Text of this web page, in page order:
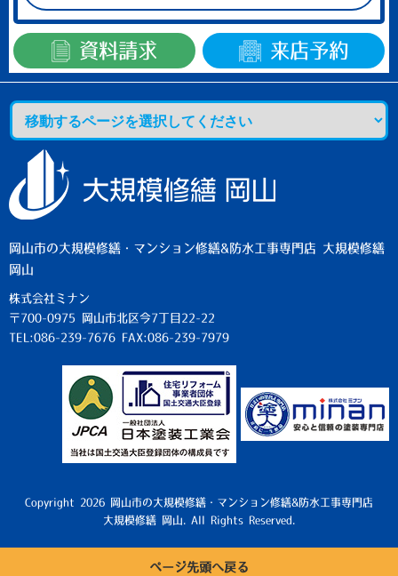
資料請求 来店予約
岡山市の大規模修繕・マンション修繕&防水工事専門店 大規模修繕
岡山
株式会社ミナン
〒700-0975 岡山市北区今7丁目22-22
TEL:086-239-7676 FAX:086-239-7979
Copyright 2026 岡山市の大規模修繕・マンション修繕&防水工事専門店
大規模修繕 岡山. All Rights Reserved.
ページ先頭へ戻る